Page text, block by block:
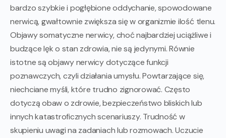
bardzo szybkie i pogłębione oddychanie, spowodowane
nerwicą, gwałtownie zwiększa się w organizmie ilość tlenu.
Objawy somatyczne nerwicy, choć najbardziej uciążliwe i
budzące lęk o stan zdrowia, nie są jedynymi. Równie
istotne są objawy nerwicy dotyczące funkcji
poznawczych, czyli działania umysłu. Powtarzające się,
niechciane myśli, które trudno zignorować. Często
dotyczą obaw o zdrowie, bezpieczeństwo bliskich lub
innych katastroficznych scenariuszy. Trudność w
skupieniu uwagi na zadaniach lub rozmowach. Uczucie